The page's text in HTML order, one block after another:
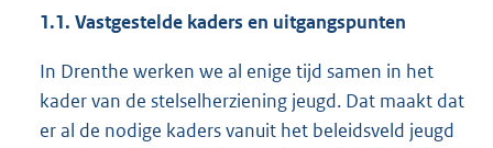
1.1. Vastgestelde kaders en uitgangspunten
In Drenthe werken we al enige tijd samen in het
kader van de stelselherziening jeugd. Dat maakt dat
er al de nodige kaders vanuit het beleidsveld jeugd